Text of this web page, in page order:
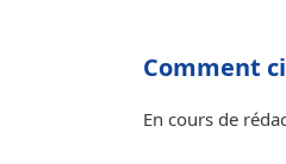
Comment
En cours de